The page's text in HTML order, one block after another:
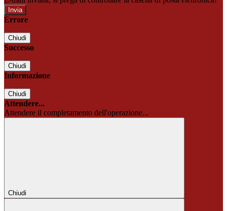
Errore
Chiudi
Successo
Chiudi
Informazione
Chiudi
Attendere...
Attendere il completamento dell'operazione...
Chiudi